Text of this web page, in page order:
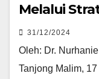
Melalui
31/12/2024
Oleh: Dr.
Tanjong Malim,